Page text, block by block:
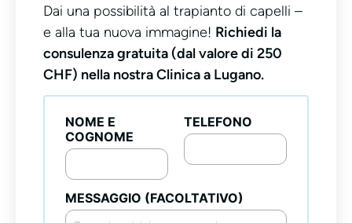
Dai una possibilità al trapianto di capelli –
e alla tua nuova immagine! Richiedi la
consulenza gratuita (dal valore di 250
CHF) nella nostra Clinica a Lugano.
NOME E
COGNOME
TELEFONO
MESSAGGIO (FACOLTATIVO)